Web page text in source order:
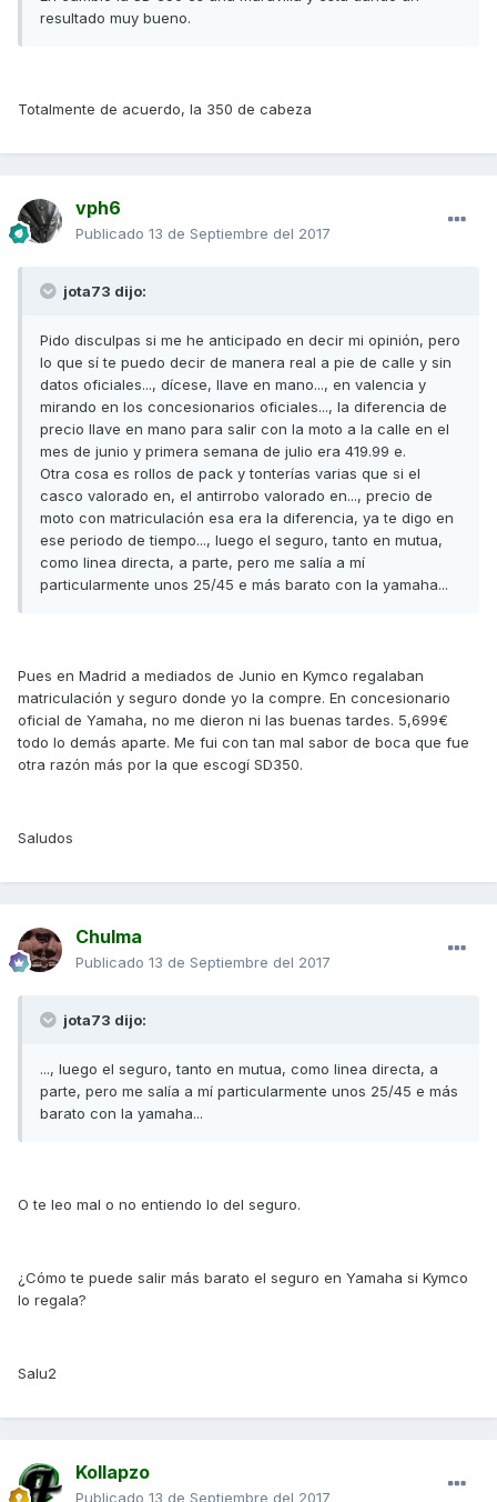
resultado muy bueno.
Totalmente de acuerdo, la 350 de cabeza
vph6
Publicado 13 de Septiembre del 2017
jota73 dijo:
Pido disculpas si me he anticipado en decir mi opinión, pero
lo que sí te puedo decir de manera real a pie de calle y sin
datos oficiales..., dícese, llave en mano..., en valencia y
mirando en los concesionarios oficiales..., la diferencia de
precio llave en mano para salir con la moto a la calle en el
mes de junio y primera semana de julio era 419.99 e.
Otra cosa es rollos de pack y tonterías varias que si el
casco valorado en, el antirrobo valorado en..., precio de
moto con matriculación esa era la diferencia, ya te digo en
ese periodo de tiempo..., luego el seguro, tanto en mutua,
como linea directa, a parte, pero me salía a mí
particularmente unos 25/45 e más barato con la yamaha...
Pues en Madrid a mediados de Junio en Kymco regalaban
matriculación y seguro donde yo la compre. En concesionario
oficial de Yamaha, no me dieron ni las buenas tardes. 5,699€
todo lo demás aparte. Me fui con tan mal sabor de boca que fue
otra razón más por la que escogí SD350.
Saludos
Chulma
Publicado 13 de Septiembre del 2017
jota73 dijo:
..., luego el seguro, tanto en mutua, como linea directa, a
parte, pero me salía a mí particularmente unos 25/45 e más
barato con la yamaha...
O te leo mal o no entiendo lo del seguro.
¿Cómo te puede salir más barato el seguro en Yamaha si Kymco
lo regala?
Salu2
Kollapzo
Publicado 13 de Septiembre del 2017